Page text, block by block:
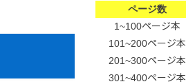
ページ数
1~100ページ本
101~200ページ本
201~300ページ本
301~400ページ本